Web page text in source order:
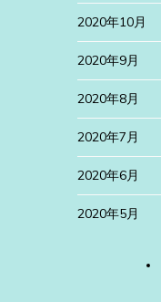
2020年10月
2020年9月
2020年8月
2020年7月
2020年6月
2020年5月